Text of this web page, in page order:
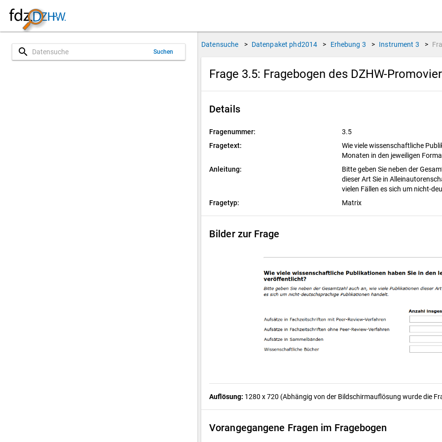
search Suchen
Datensuche > Datenpaket phd2014 > Erhebung 3 > Instrument 3 >
Frage 3.5: Fragebogen des DZHW-
Details
Fragenummer:
3.5
Fragetext:
Wie viele wissenschaftliche
Monaten in den jeweiligen
Anleitung:
Bitte geben Sie neben der
dieser Art Sie in
vielen Fällen es sich um nicht-
Fragetyp:
Matrix
Bilder zur Frage
Auflösung: 1280 x 720 (Abhängig von der Bildschirmauflösung wurde die
Vorangegangene Fragen im Fragebogen